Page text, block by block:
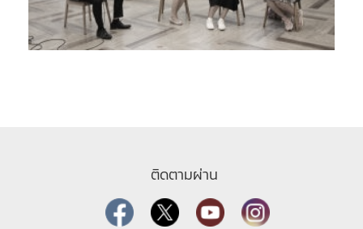
ติดตามผ่าน